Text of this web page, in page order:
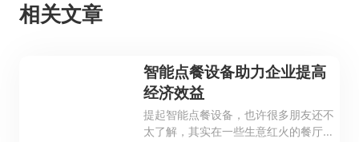
相关文章
智能点餐设备助力企业提高
经济效益
提起智能点餐设备，也许很多朋友还不
太了解，其实在一些生意红火的餐厅都